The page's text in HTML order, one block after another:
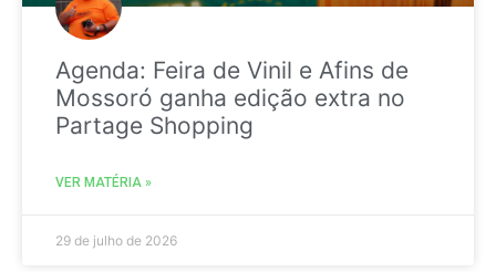
Agenda: Feira de Vinil e Afins de
Mossoró ganha edição extra no
Partage Shopping
VER MATÉRIA »
29 de julho de 2026